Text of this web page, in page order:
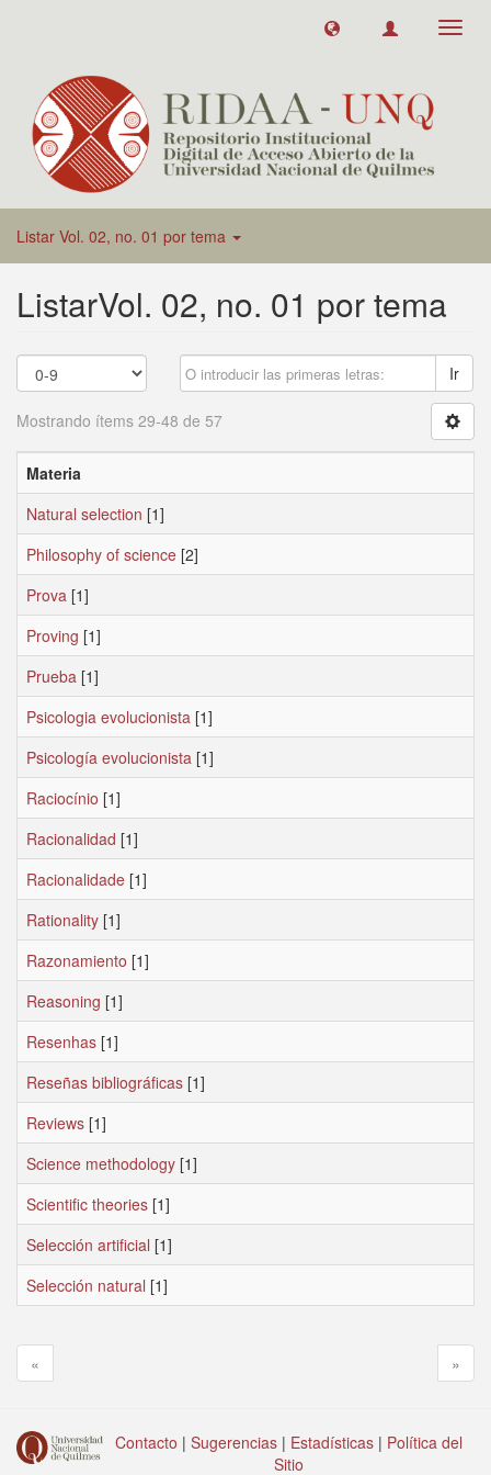
Listar Vol. 02, no. 01 por tema
ListarVol. 02, no. 01 por tema
Ir
Mostrando ítems 29-48 de 57
Materia
Natural selection [1]
Philosophy of science [2]
Prova [1]
Proving [1]
Prueba [1]
Psicologia evolucionista [1]
Psicología evolucionista [1]
Raciocínio [1]
Racionalidad [1]
Racionalidade [1]
Rationality [1]
Razonamiento [1]
Reasoning [1]
Resenhas [1]
Reseñas bibliográficas [1]
Reviews [1]
Science methodology [1]
Scientific theories [1]
Selección artificial [1]
Selección natural [1]
« »
Contacto | Sugerencias | Estadísticas | Política del
Sitio